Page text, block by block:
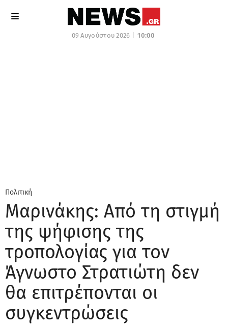
09 Αυγούστου 2026 | 10:00
Πολιτική
Μαρινάκης: Από τη στιγμή
της ψήφισης της
τροπολογίας για τον
Άγνωστο Στρατιώτη δεν
θα επιτρέπονται οι
συγκεντρώσεις